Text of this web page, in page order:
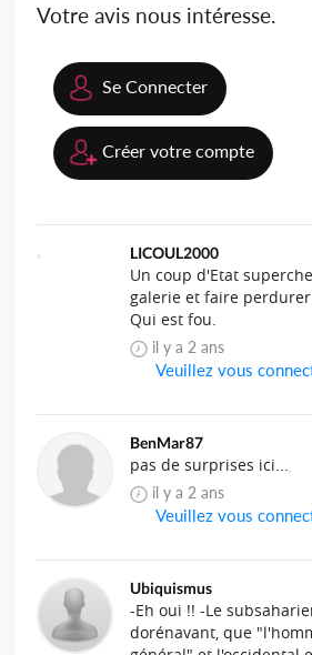
Votre avis nous intéresse.
Se Connecter
Créer votre compte
LICOUL2000
Un coup d'Etat
galerie et faire
Qui est fou.
il y a 2 ans
Veuillez vous
BenMar87
pas de surprises ici...
il y a 2 ans
Veuillez vous
Ubiquismus
-Eh oui !! -Le
dorénavant, que